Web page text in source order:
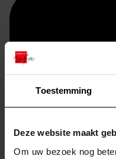
Toestemming
Deze website maakt
Om uw bezoek nog
Printen